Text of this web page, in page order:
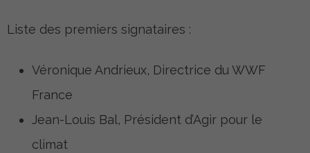
Liste des premiers signataires :
Véronique Andrieux, Directrice du WWF
France
Jean-Louis Bal, Président d’Agir pour le
climat